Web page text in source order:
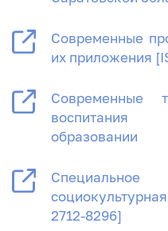
Современные
их приложения
Современные
образовании
2712-8296]